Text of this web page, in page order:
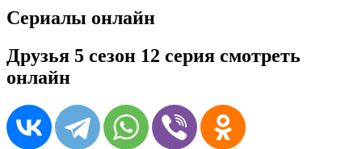
Сериалы онлайн
Друзья 5 сезон 12 серия смотреть
онлайн